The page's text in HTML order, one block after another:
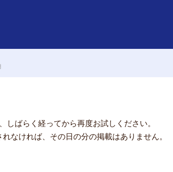
ばらく経ってから再度お試しください。
なければ、その日の分の掲載はありません。